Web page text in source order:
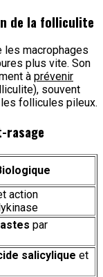
de la folliculite
les macrophages
plus vite. Son
à prévenir
souvent
follicules pileux.
rasage
action
par
salicylique et